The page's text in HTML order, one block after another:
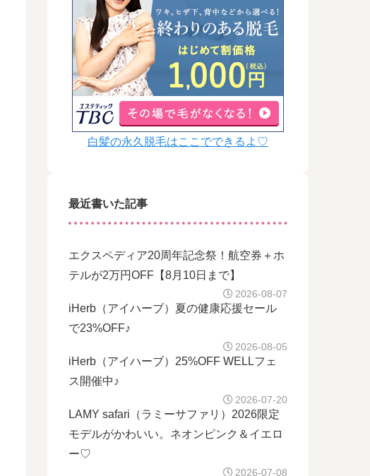
白髪の永久脱毛はここでできるよ♡
最近書いた記事
エクスペディア20周年記念祭！航空券＋ホ
テルが2万円OFF【8月10日まで】
2026-08-07
iHerb（アイハーブ）夏の健康応援セール
で23%OFF♪
2026-08-05
iHerb（アイハーブ）25%OFF WELLフェ
ス開催中♪
2026-07-20
LAMY safari（ラミーサファリ）2026限定
モデルがかわいい。ネオンピンク＆イエロ
ー♡
2026-07-08